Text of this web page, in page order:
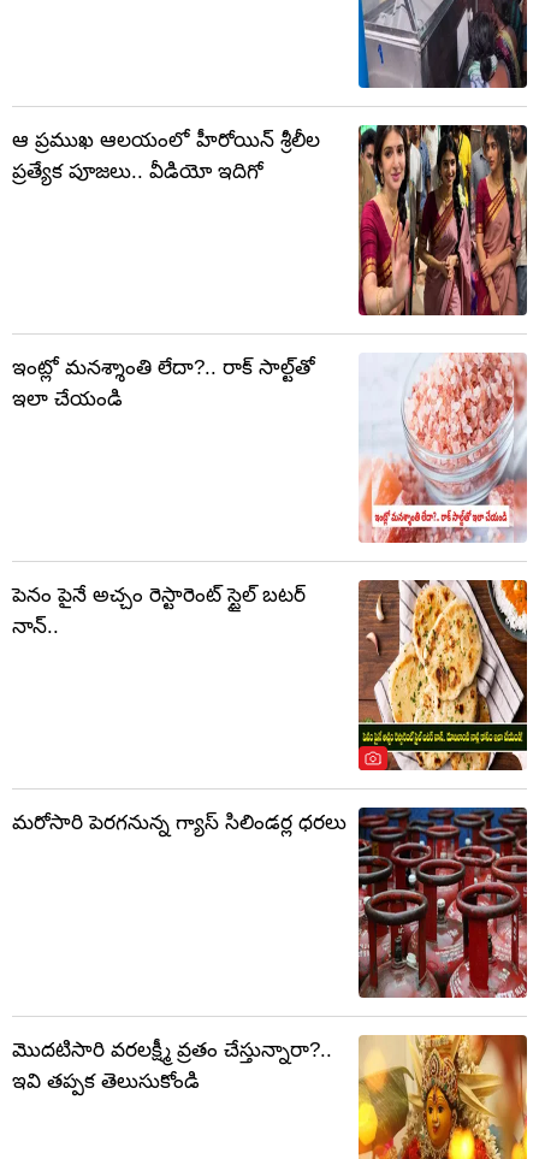
ఆ ప్రముఖ ఆలయంలో హీరోయిన్ శ్రీలీల
ప్రత్యేక పూజలు.. వీడియో ఇదిగో
ఇంట్లో మనశ్శాంతి లేదా?.. రాక్ సాల్ట్‌తో
ఇలా చేయండి
పెనం పైనే అచ్చం రెస్టారెంట్ స్టైల్ బటర్
నాన్..
మరోసారి పెరగనున్న గ్యాస్ సిలిండర్ల ధరలు
మొదటిసారి వరలక్ష్మీ వ్రతం చేస్తున్నారా?..
ఇవి తప్పక తెలుసుకోండి